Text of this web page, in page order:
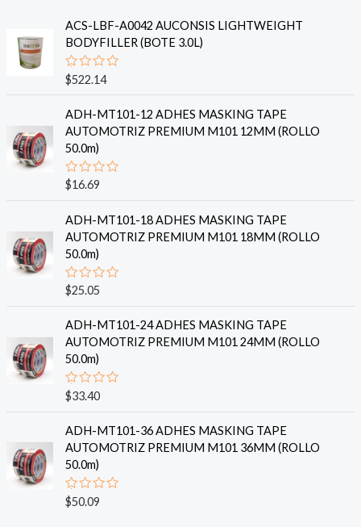
ACS-LBF-A0042 AUCONSIS LIGHTWEIGHT
BODYFILLER (BOTE 3.0L)
V
a
o
a
d
e
n
0
e
5
$522.14
ADH-MT101-12 ADHES MASKING TAPE
AUTOMOTRIZ PREMIUM M101 12MM (ROLLO
50.0m)
V
a
o
r
a
d
o
e
n
0
e
5
$16.69
ADH-MT101-18 ADHES MASKING TAPE
AUTOMOTRIZ PREMIUM M101 18MM (ROLLO
50.0m)
V
a
o
a
d
e
n
0
e
5
$25.05
ADH-MT101-24 ADHES MASKING TAPE
AUTOMOTRIZ PREMIUM M101 24MM (ROLLO
50.0m)
V
a
o
a
d
e
n
0
$33.40
ADH-MT101-36 ADHES MASKING TAPE
AUTOMOTRIZ PREMIUM M101 36MM (ROLLO
50.0m)
V
a
$50.09